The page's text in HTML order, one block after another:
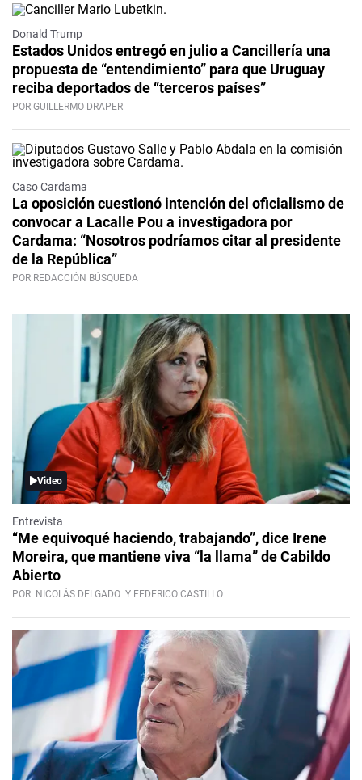
Donald Trump
Estados Unidos entregó en julio a Cancillería una
propuesta de “entendimiento” para que Uruguay
reciba deportados de “terceros países”
POR GUILLERMO DRAPER
Caso Cardama
La oposición cuestionó intención del oficialismo de
convocar a Lacalle Pou a investigadora por
Cardama: “Nosotros podríamos citar al presidente
de la República”
POR REDACCIÓN BÚSQUEDA
Video
Entrevista
“Me equivoqué haciendo, trabajando”, dice Irene
Moreira, que mantiene viva “la llama” de Cabildo
Abierto
POR NICOLÁS DELGADO Y FEDERICO CASTILLO